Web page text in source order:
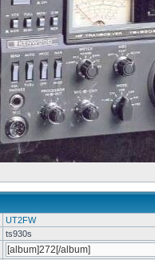
UT2FW
ts930s